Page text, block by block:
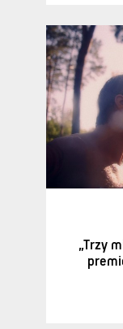
„Trzy